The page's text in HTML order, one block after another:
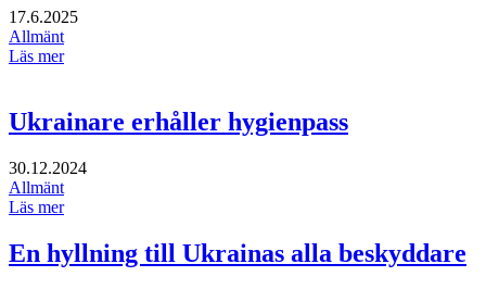
17.6.2025
Allmänt
Läs mer
Ukrainare erhåller hygienpass
30.12.2024
Allmänt
Läs mer
En hyllning till Ukrainas alla beskyddare